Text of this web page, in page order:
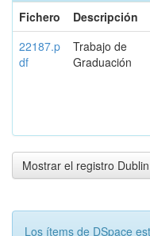
Fichero
Descripción
22187.p
df
Trabajo de
Graduación
Mostrar el registro
Los ítems de DSpace